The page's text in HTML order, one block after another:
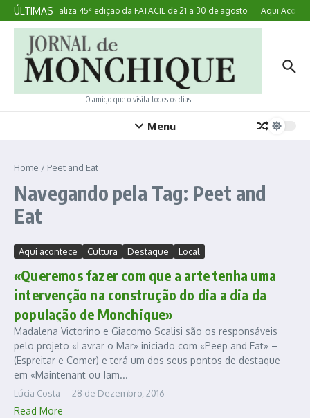
Ir para o conteúdo
ÚLTIMAS
Lagoa realiza 45ª edição da FATACIL de 21 a 30 de agosto Aqui
O amigo que o visita todos os dias
Menu
Home / Peet and Eat
Navegando pela Tag: Peet and
Eat
Aqui acontece Cultura Destaque Local
«Queremos fazer com que a arte tenha uma
intervenção na construção do dia a dia da
população de Monchique»
Madalena Victorino e Giacomo Scalisi são os responsáveis
pelo projeto «Lavrar o Mar» iniciado com «Peep and Eat» –
(Espreitar e Comer) e terá um dos seus pontos de destaque
em «Maintenant ou Jam...
Lúcia Costa 28 de Dezembro, 2016
Read More